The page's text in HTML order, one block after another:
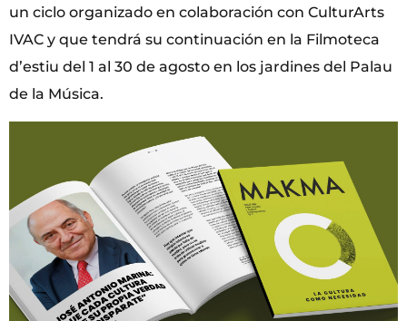
un ciclo organizado en colaboración con CulturArts
IVAC y que tendrá su continuación en la Filmoteca
d’estiu del 1 al 30 de agosto en los jardines del Palau
de la Música.